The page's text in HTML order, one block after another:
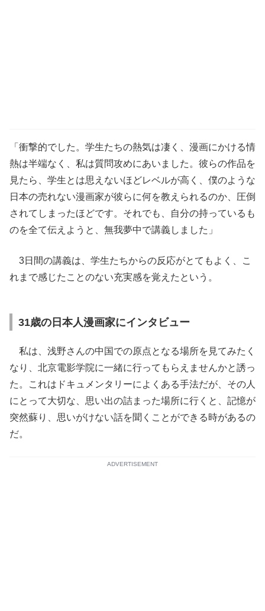
「衝撃的でした。学生たちの熱気は凄く、漫画にかける情
熱は半端なく、私は質問攻めにあいました。彼らの作品を
見たら、学生とは思えないほどレベルが高く、僕のような
日本の売れない漫画家が彼らに何を教えられるのか、圧倒
されてしまったほどです。それでも、自分の持っているも
のを全て伝えようと、無我夢中で講義しました」
3日間の講義は、学生たちからの反応がとてもよく、こ
れまで感じたことのない充実感を覚えたという。
31歳の日本人漫画家にインタビュー
私は、浅野さんの中国での原点となる場所を見てみたく
なり、北京電影学院に一緒に行ってもらえませんかと誘っ
た。これはドキュメンタリーによくある手法だが、その人
にとって大切な、思い出の詰まった場所に行くと、記憶が
突然蘇り、思いがけない話を聞くことができる時があるの
だ。
ADVERTISEMENT